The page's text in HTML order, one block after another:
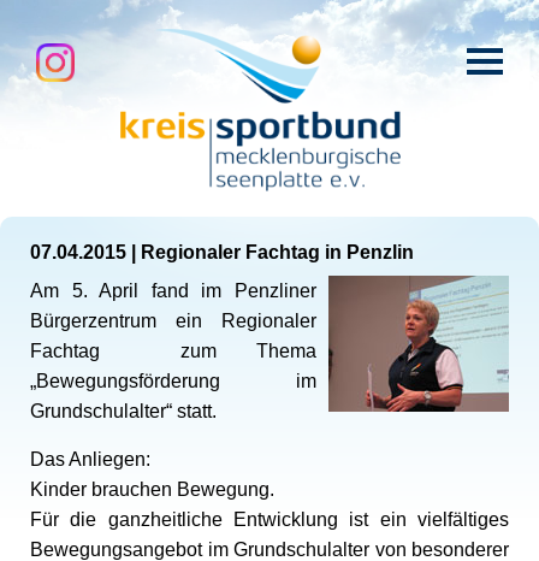
07.04.2015
Regionaler Fachtag in Penzlin
Am 5. April fand im Penzliner
Bürgerzentrum ein Regionaler
Fachtag zum Thema
„Bewegungsförderung im
Grundschulalter“ statt.
Das Anliegen:
Kinder brauchen Bewegung.
Für die ganzheitliche Entwicklung ist ein vielfältiges
Bewegungsangebot im Grundschulalter von besonderer